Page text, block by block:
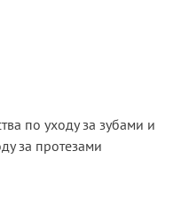
по уходу за зубами и
за протезами